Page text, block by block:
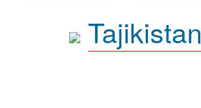
Tajikistan